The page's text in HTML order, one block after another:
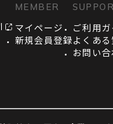
MEMBER
マイページ
新規会員登録
ご利用
よくあ
お問い